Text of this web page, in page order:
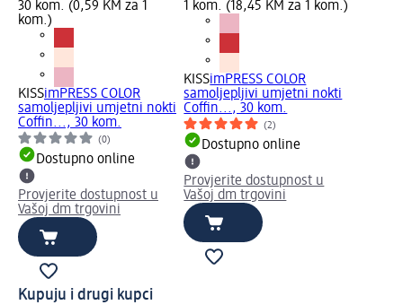
30 kom. (0,59 KM za 1
kom.)
KISSimPRESS COLOR
samoljepljivi umjetni nokti
Coffin..., 30 kom.
(0)
Dostupno online
Provjerite dostupnost u
Vašoj dm trgovini
1 kom. (18,45 KM za 1 kom.)
KISSimPRESS COLOR
samoljepljivi umjetni nokti
Coffin..., 30 kom.
(2)
Dostupno online
Provjerite dostupnost u
Vašoj dm trgovini
Kupuju i drugi kupci